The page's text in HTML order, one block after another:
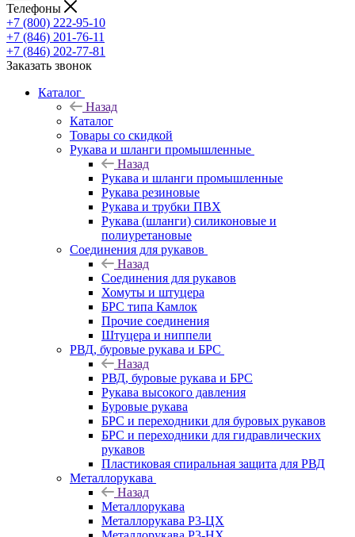
Телефоны
+7 (800) 222-95-10
+7 (846) 201-76-11
+7 (846) 202-77-81
Заказать звонок
Каталог
Назад
Каталог
Товары со скидкой
Рукава и шланги промышленные
Назад
Рукава и шланги промышленные
Рукава резиновые
Рукава и трубки ПВХ
Рукава (шланги) силиконовые и
полиуретановые
Соединения для рукавов
Назад
Соединения для рукавов
Хомуты и штуцера
БРС типа Камлок
Прочие соединения
Штуцера и ниппели
РВД, буровые рукава и БРС
Назад
РВД, буровые рукава и БРС
Рукава высокого давления
Буровые рукава
БРС и переходники для буровых рукавов
БРС и переходники для гидравлических
рукавов
Пластиковая спиральная защита для РВД
Металлорукава
Назад
Металлорукава
Металлорукава Р3-ЦХ